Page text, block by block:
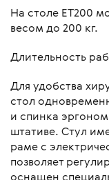
На столе ЕТ200
весом до 200 кг.
Длительность
Для удобства
стол
и спинка
штативе. Стул
раме с
позволяет
оснащен